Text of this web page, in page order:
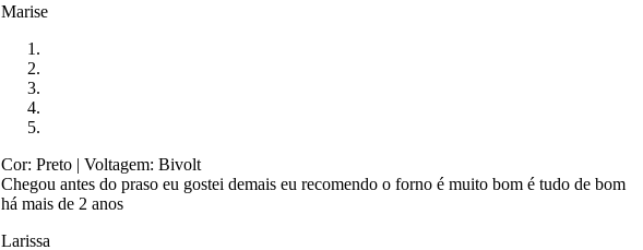
Marise
Cor: Preto | Voltagem: Bivolt
Chegou antes do praso eu gostei demais eu recomendo o forno é muito bom é tudo de bom
há mais de 2 anos
Larissa